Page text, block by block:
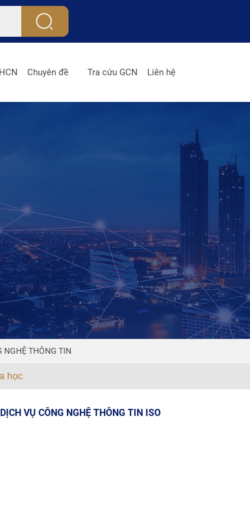
Chuyên đề Tra cứu GCN Liên hệ
NGHỆ THÔNG TIN
học
VỤ CÔNG NGHỆ THÔNG TIN ISO